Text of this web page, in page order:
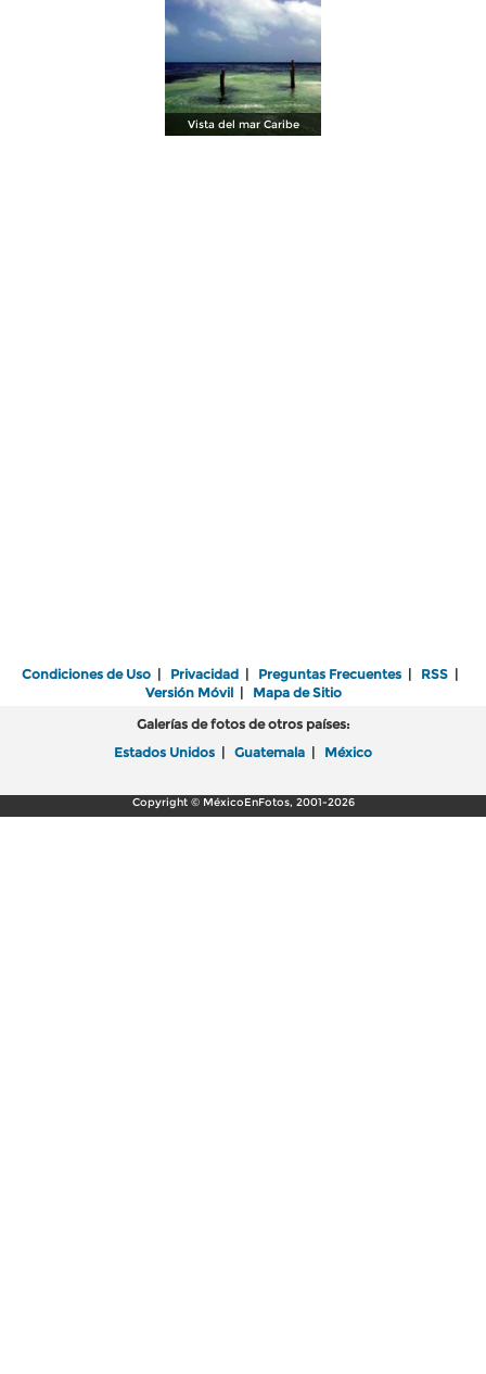
Vista del mar Caribe
Condiciones de Uso | Privacidad | Preguntas Frecuentes | RSS |
Versión Móvil| Mapa de Sitio
Galerías de fotos de otros países:
Estados Unidos | Guatemala | México
Copyright © MéxicoEnFotos, 2001-2026